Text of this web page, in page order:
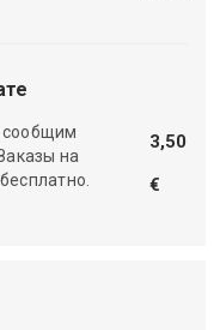
сообщим
на
3,50
€